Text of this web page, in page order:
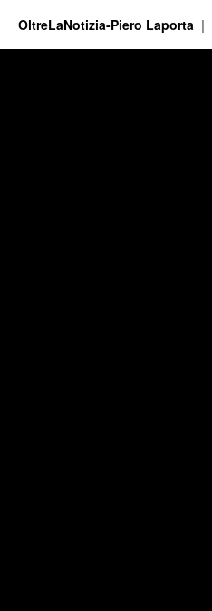
OltreLaNotizia-Piero Laporta